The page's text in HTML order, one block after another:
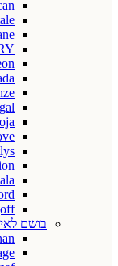
בושם